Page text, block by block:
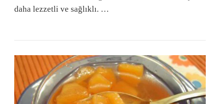
daha lezzetli ve sağlıklı. …